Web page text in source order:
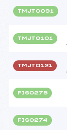
TMJT0091
TMJT0101
TMJT0121
FIS0275
FIS0274